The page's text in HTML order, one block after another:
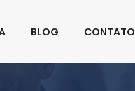
BLOG CONTATO